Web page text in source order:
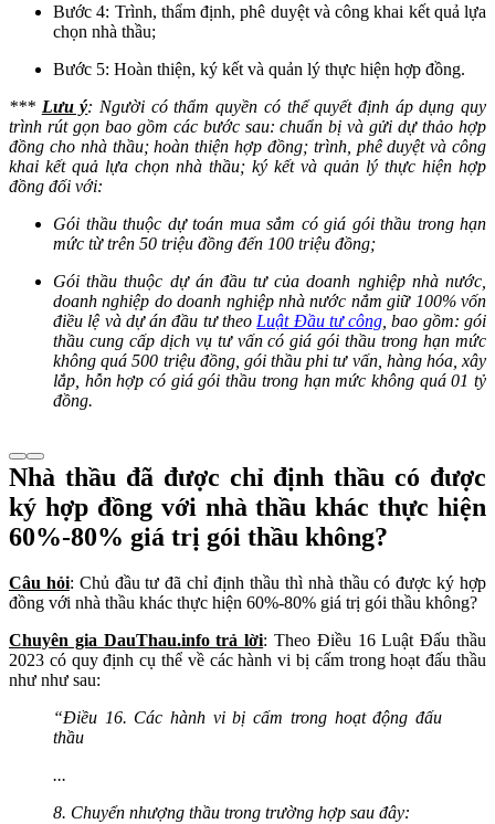
Bước 4: Trình, thẩm định, phê duyệt và công khai kết quả lựa
chọn nhà thầu;
Bước 5: Hoàn thiện, ký kết và quản lý thực hiện hợp đồng.
*** Lưu ý: Người có thẩm quyền có thể quyết định áp dụng quy
trình rút gọn bao gồm các bước sau: chuẩn bị và gửi dự thảo hợp
đồng cho nhà thầu; hoàn thiện hợp đồng; trình, phê duyệt và công
khai kết quả lựa chọn nhà thầu; ký kết và quản lý thực hiện hợp
đồng đối với:
Gói thầu thuộc dự toán mua sắm có giá gói thầu trong hạn
mức từ trên 50 triệu đồng đến 100 triệu đồng;
Gói thầu thuộc dự án đầu tư của doanh nghiệp nhà nước,
doanh nghiệp do doanh nghiệp nhà nước nắm giữ 100% vốn
điều lệ và dự án đầu tư theo Luật Đầu tư công , bao gồm: gói
thầu cung cấp dịch vụ tư vấn có giá gói thầu trong hạn mức
không quá 500 triệu đồng, gói thầu phi tư vấn, hàng hóa, xây
lắp, hỗn hợp có giá gói thầu trong hạn mức không quá 01 tỷ
đồng.
Nhà thầu đã được chỉ định thầu có được
ký hợp đồng với nhà thầu khác thực hiện
60%-80% giá trị gói thầu không?
Câu hỏi: Chủ đầu tư đã chỉ định thầu thì nhà thầu có được ký hợp
đồng với nhà thầu khác thực hiện 60%-80% giá trị gói thầu không?
Chuyên gia DauThau.info trả lời: Theo Điều 16 Luật Đấu thầu
2023 có quy định cụ thể về các hành vi bị cấm trong hoạt đấu thầu
như như sau:
“Điều 16. Các hành vi bị cấm trong hoạt động đấu
thầu
...
8. Chuyển nhượng thầu trong trường hợp sau đây: